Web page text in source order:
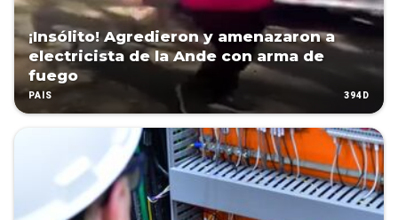
¡Insólito! Agredieron y amenazaron a
electricista de la Ande con arma de
fuego
PAÍS 394D